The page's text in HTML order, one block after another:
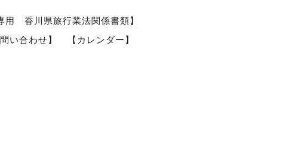
用 香川県旅行業法関係書類】
問い合わせ】
【カレンダー】